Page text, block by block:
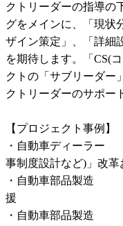
クトリーダーの指導の
グをメインに、「現状
ザイン策定」、「詳細
を期待します。「CS(
クトの「サブリーダー
クトリーダーのサポー
【プロジェクト事例】
・自動車ディーラー　
事制度設計など)」改
・自動車部品製造　
援
・自動車部品製造　　